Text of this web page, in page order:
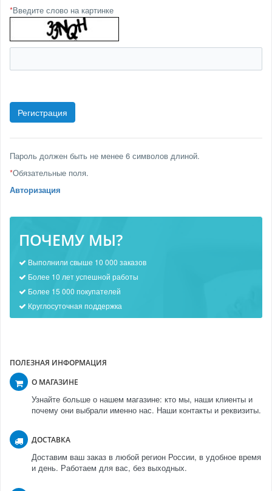
*Введите слово на картинке
Пароль должен быть не менее 6 символов длиной.
*Обязательные поля.
Авторизация
ПОЧЕМУ МЫ?
Выполнили свыше 10 000 заказов
Более 10 лет успешной работы
Более 15 000 покупателей
Круглосуточная поддержка
ПОЛЕЗНАЯ ИНФОРМАЦИЯ
О МАГАЗИНЕ
Узнайте больше о нашем магазине: кто мы, наши клиенты и
почему они выбрали именно нас. Наши контакты и реквизиты.
ДОСТАВКА
Доставим ваш заказ в любой регион России, в удобное время
и день. Работаем для вас, без выходных.